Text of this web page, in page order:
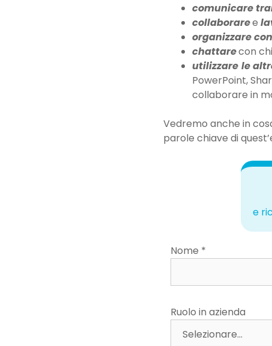
comunicare
collaboraree
organizzare
chattarecon
utilizzare le
PowerPoint,
collaborare in
Vedremo anche in
parole chiave di
e
Nome *
Ruolo in azienda